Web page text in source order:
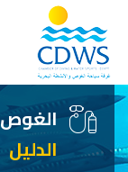
الغوص
الدليل